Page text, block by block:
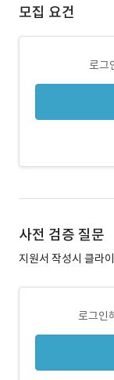
모집 요건
로그
사전 검증 질문
지원서 작성시 클라
로그인